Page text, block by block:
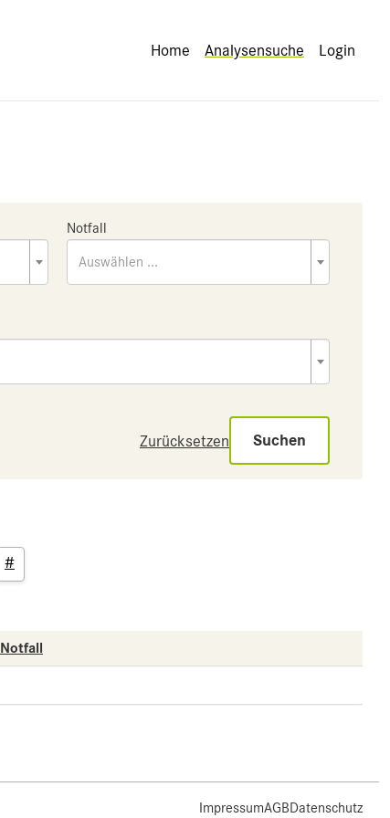
Home Analysensuche Login
Notfall
Auswählen ...
Zurücksetzen Suchen
#
Notfall
ImpressumAGBDatenschutz